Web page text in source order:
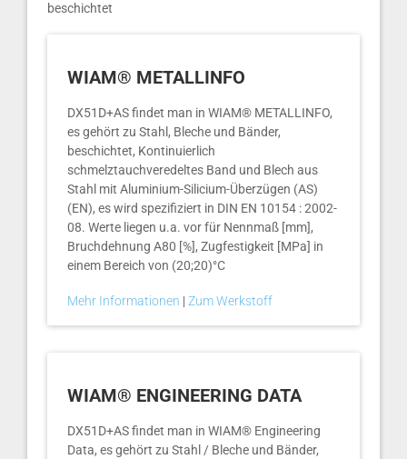
beschichtet
WIAM® METALLINFO
DX51D+AS findet man in WIAM® METALLINFO,
es gehört zu Stahl, Bleche und Bänder,
beschichtet, Kontinuierlich
schmelztauchveredeltes Band und Blech aus
Stahl mit Aluminium-Silicium-Überzügen (AS)
(EN), es wird spezifiziert in DIN EN 10154 : 2002-
08. Werte liegen u.a. vor für Nennmaß [mm],
Bruchdehnung A80 [%], Zugfestigkeit [MPa] in
einem Bereich von (20;20)°C
Mehr Informationen | Zum Werkstoff
WIAM® ENGINEERING DATA
DX51D+AS findet man in WIAM® Engineering
Data, es gehört zu Stahl / Bleche und Bänder,